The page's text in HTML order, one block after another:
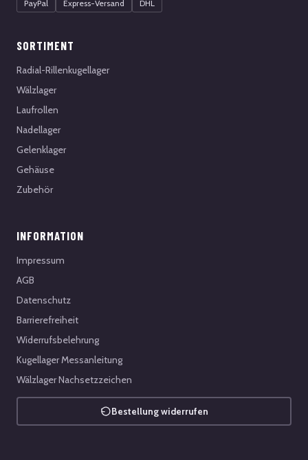
PayPal Express-Versand DHL
SORTIMENT
Radial-Rillenkugellager
Wälzlager
Laufrollen
Nadellager
Gelenklager
Gehäuse
Zubehör
INFORMATION
Impressum
AGB
Datenschutz
Barrierefreiheit
Widerrufsbelehrung
Kugellager Messanleitung
Wälzlager Nachsetzzeichen
Bestellung widerrufen